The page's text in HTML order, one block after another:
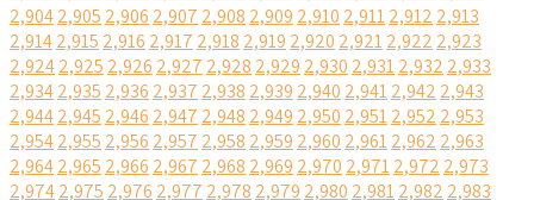
2,9042,905 2,906 2,907 2,908 2,909 2,910 2,9112,912 2,913
2,9142,915 2,916 2,917 2,918 2,919 2,920 2,9212,922 2,923
2,9242,925 2,926 2,927 2,928 2,929 2,930 2,9312,932 2,933
2,9342,935 2,936 2,937 2,938 2,939 2,940 2,9412,942 2,943
2,9442,945 2,946 2,947 2,948 2,949 2,950 2,9512,952 2,953
2,9542,955 2,956 2,957 2,958 2,959 2,960 2,9612,962 2,963
2,9642,965 2,966 2,967 2,968 2,969 2,970 2,9712,972 2,973
2,9742,975 2,976 2,977 2,978 2,979 2,980 2,9812,982 2,983